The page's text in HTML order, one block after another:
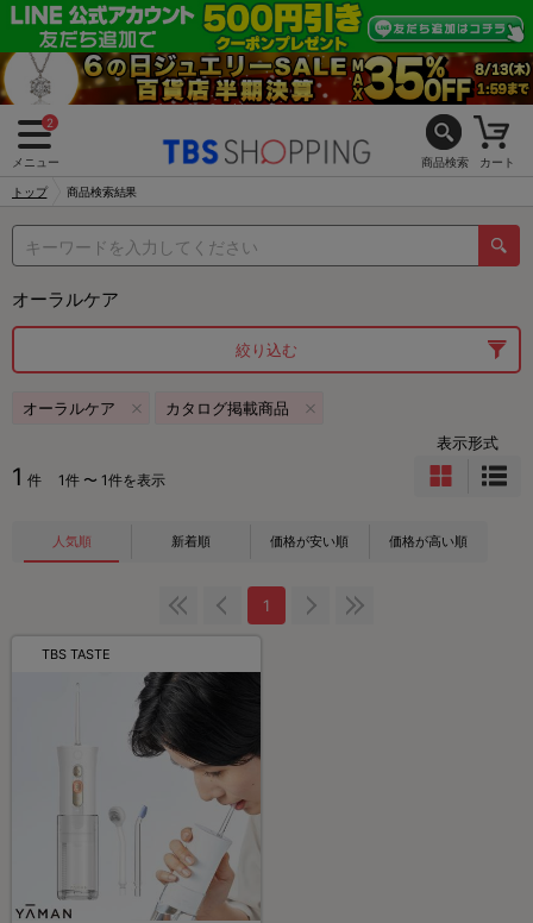
2
メニュー 商品検索 カート
トップ 商品検索結果
オーラルケア
絞り込む
オーラルケア カタログ掲載商品
1 件 1件 〜 1件を表示
表示形式
人気順 新着順 価格が安い順 価格が高い順
1
TBS TASTE